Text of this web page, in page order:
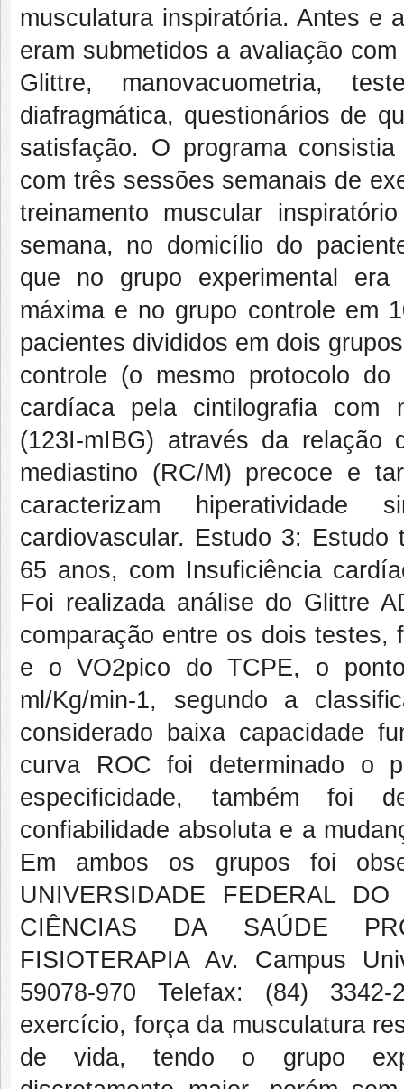
musculatura inspiratória. Antes e
eram submetidos a avaliação
Glittre, manovacuometria,
diafragmática, questionários de
satisfação. O programa
com três sessões semanais de
treinamento muscular
semana, no domicílio do
que no grupo experimental
máxima e no grupo controle em
pacientes divididos em dois
controle (o mesmo protocolo
cardíaca pela cintilografia com
(123I-mIBG) através da
mediastino (RC/M) precoce e
caracterizam
cardiovascular. Estudo 3:
65 anos, com Insuficiência
Foi realizada análise do Glittre
comparação entre os dois testes,
e o VO2pico do TCPE, o
ml/Kg/min-1, segundo a
considerado baixa capacidade
curva ROC foi determinado o
especificidade, também foi
confiabilidade absoluta e a
Em ambos os grupos foi
UNIVERSIDADE FEDERAL
CIÊNCIAS DA SAÚDE
FISIOTERAPIA Av. Campus
59078-970 Telefax: (84)
exercício, força da musculatura
de vida, tendo o grupo